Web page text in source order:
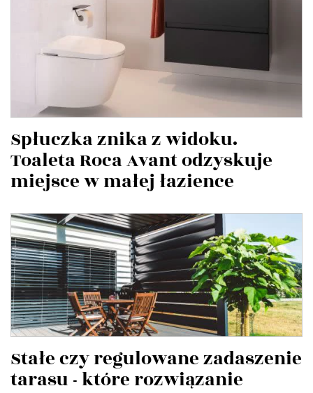
Spłuczka znika z widoku.
Toaleta Roca Avant odzyskuje
miejsce w małej łazience
Stałe czy regulowane zadaszenie
tarasu - które rozwiązanie